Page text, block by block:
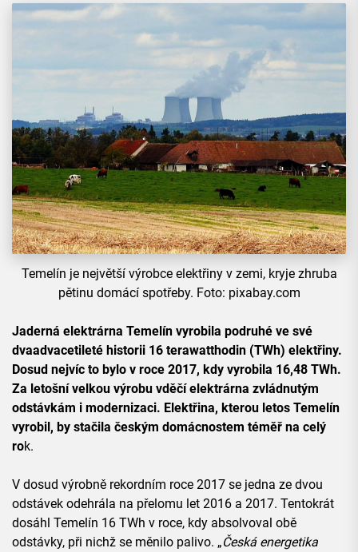
Temelín je největší výrobce elektřiny v zemi, kryje zhruba
pětinu domácí spotřeby. Foto: pixabay.com
Jaderná elektrárna Temelín vyrobila podruhé ve své
dvaadvacetileté historii 16 terawatthodin (TWh) elektřiny.
Dosud nejvíc to bylo v roce 2017, kdy vyrobila 16,48 TWh.
Za letošní velkou výrobu vděčí elektrárna zvládnutým
odstávkám i modernizaci. Elektřina, kterou letos Temelín
vyrobil, by stačila českým domácnostem téměř na celý
rok.
V dosud výrobně rekordním roce 2017 se jedna ze dvou
odstávek odehrála na přelomu let 2016 a 2017. Tentokrát
dosáhl Temelín 16 TWh v roce, kdy absolvoval obě
odstávky, při nichž se měnilo palivo. „Česká energetika